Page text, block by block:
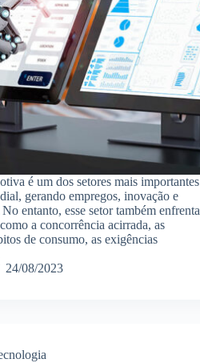
é um dos setores mais importantes
gerando empregos, inovação e
entanto, esse setor também enfrenta
a concorrência acirrada, as
de consumo, as exigências
24/08/2023